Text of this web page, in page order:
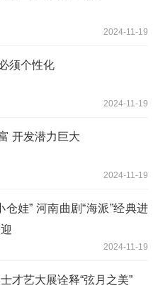
2024-11-19
须个性化
2024-11-19
开发潜力巨大
2024-11-19
仓娃” 河南曲剧“海派”经典进
2024-11-19
才艺大展诠释“弦月之美”